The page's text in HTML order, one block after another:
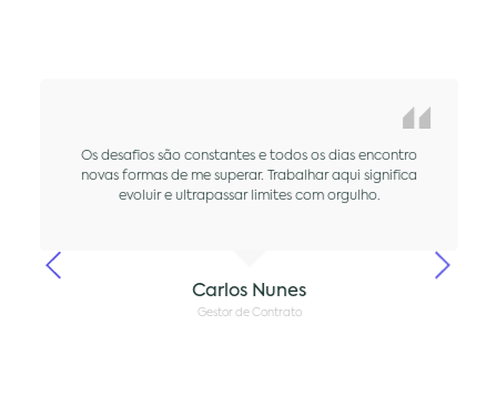
Carlos Nunes
Gestor de Contrato
Os desafios são constantes e todos os dias encontro
novas formas de me superar. Trabalhar aqui significa
evoluir e ultrapassar limites com orgulho.